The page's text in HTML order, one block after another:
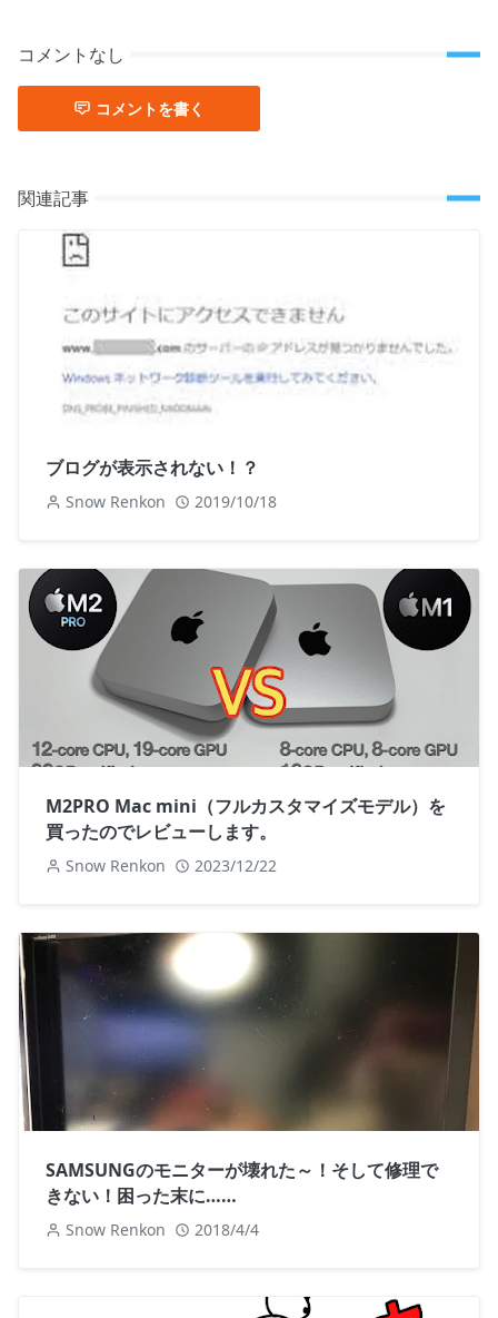
コメントなし
コメントを書く
関連記事
ブログが表示されない！？
Snow Renkon 2019/10/18
M2PRO Mac mini（フルカスタマイズモデル）を
買ったのでレビューします。
Snow Renkon 2023/12/22
SAMSUNGのモニターが壊れた～！そして修理で
きない！困った末に……
Snow Renkon 2018/4/4